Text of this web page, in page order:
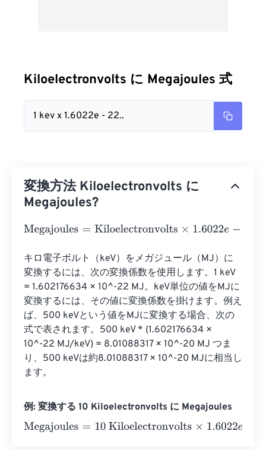
Kiloelectronvolts に Megajoules 式
1 kev x 1.6022e - 22..
変換方法 Kiloelectronvolts に
Megajoules?
Megajoules= Kiloelectronvolts×1.6022e -22
キロ電子ボルト（keV）をメガジュール（MJ）に
変換するには、次の変換係数を使用します。1 keV
= 1.602176634 × 10^-22 MJ。keV単位の値をMJに
変換するには、その値に変換係数を掛けます。例え
ば、500 keVという値をMJに変換する場合、次の
式で表されます。500 keV * (1.602176634 ×
10^-22 MJ/keV) = 8.01088317 × 10^-20 MJ つま
り、500 keVは約8.01088317 × 10^-20 MJに相当し
ます。
例: 変換する 10 Kiloelectronvolts に Megajoules
Megajoules= 10 Kiloelectronvolts×1.6022e 22=0